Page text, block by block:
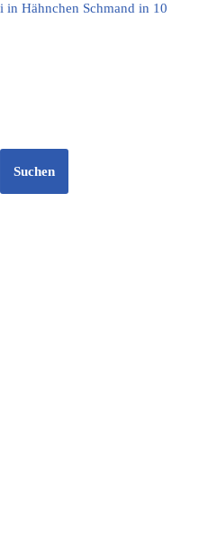
in Hähnchen Schmand in 10
Suchen